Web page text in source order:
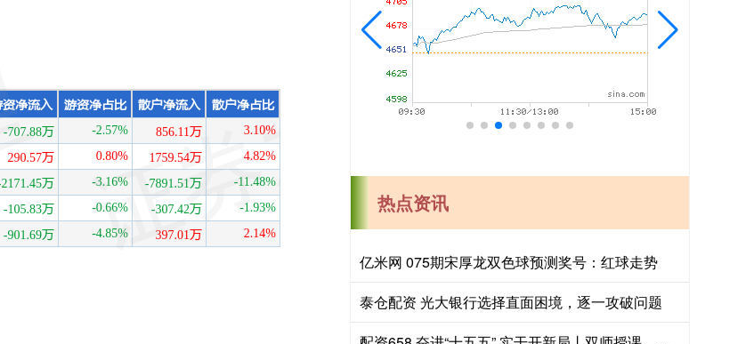
热点资讯
亿米网 075期宋厚龙双色球预测奖号：红球走势
泰仓配资 光大银行选择直面困境，逐一攻破问题